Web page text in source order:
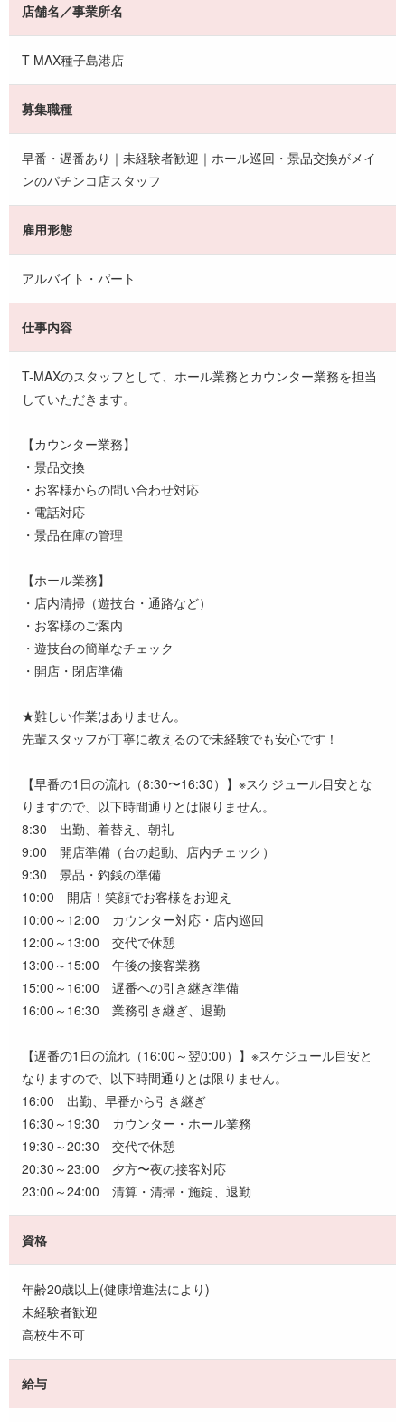
店舗名／事業所名
T-MAX種子島港店
募集職種
早番・遅番あり｜未経験者歓迎｜ホール巡回・景品交換がメイ
ンのパチンコ店スタッフ
雇用形態
アルバイト・パート
仕事内容
T-MAXのスタッフとして、ホール業務とカウンター業務を担当
していただきます。
【カウンター業務】
・景品交換
・お客様からの問い合わせ対応
・電話対応
・景品在庫の管理
【ホール業務】
・店内清掃（遊技台・通路など）
・お客様のご案内
・遊技台の簡単なチェック
・開店・閉店準備
★難しい作業はありません。
先輩スタッフが丁寧に教えるので未経験でも安心です！
【早番の1日の流れ（8:30〜16:30）】※スケジュール目安とな
りますので、以下時間通りとは限りません。
8:30 出勤、着替え、朝礼
9:00 開店準備（台の起動、店内チェック）
9:30 景品・釣銭の準備
10:00 開店！笑顔でお客様をお迎え
10:00～12:00 カウンター対応・店内巡回
12:00～13:00 交代で休憩
13:00～15:00 午後の接客業務
15:00～16:00 遅番への引き継ぎ準備
16:00～16:30 業務引き継ぎ、退勤
【遅番の1日の流れ（16:00～翌0:00）】※スケジュール目安と
なりますので、以下時間通りとは限りません。
16:00 出勤、早番から引き継ぎ
16:30～19:30 カウンター・ホール業務
19:30～20:30 交代で休憩
20:30～23:00 夕方〜夜の接客対応
23:00～24:00 清算・清掃・施錠、退勤
資格
年齢20歳以上(健康増進法により)
未経験者歓迎
高校生不可
給与